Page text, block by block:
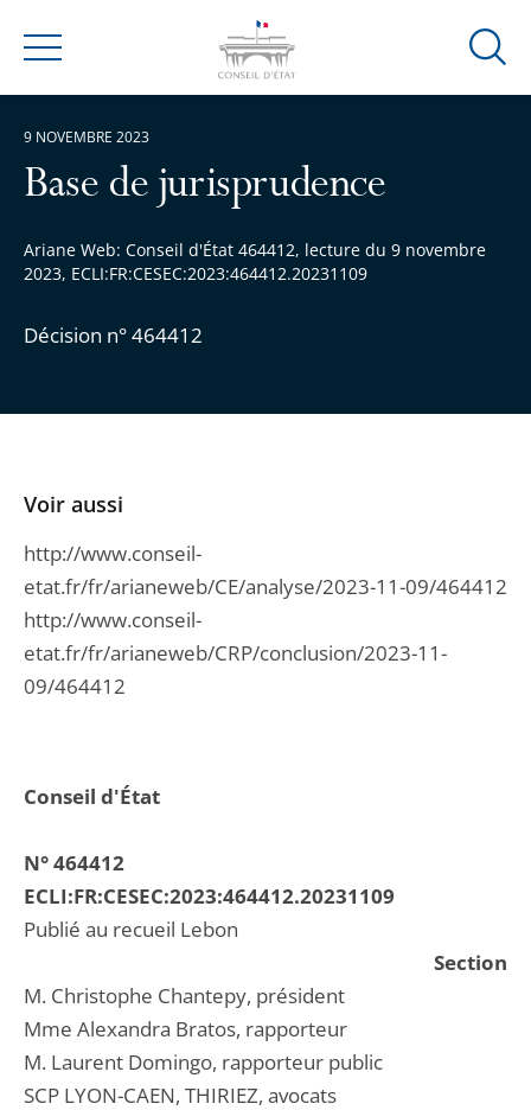
Menu
Ouvrir
Base de jurisprudence
Ariane Web: Conseil d'État 464412, lecture du 9 novembre
2023, ECLI:FR:CESEC:2023:464412.20231109
Décision n° 464412
9 NOVEMBRE 2023
Conseil d'État
N° 464412
ECLI:FR:CESEC:2023:464412.20231109
Publié au recueil Lebon
Section
M. Christophe Chantepy, président
Mme Alexandra Bratos, rapporteur
M. Laurent Domingo, rapporteur public
SCP LYON-CAEN, THIRIEZ, avocats
Voir aussi
http://www.conseil-
etat.fr/fr/arianeweb/CE/analyse/2023-11-09/464412
http://www.conseil-
etat.fr/fr/arianeweb/CRP/conclusion/2023-11-
09/464412